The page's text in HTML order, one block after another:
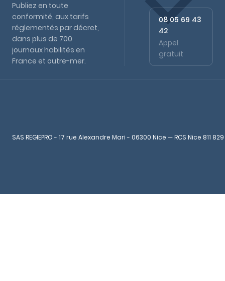
Publiez en toute
conformité, aux tarifs
réglementés par décret,
dans plus de 700
journaux habilités en
France et outre-mer.
08 05 69 43
42
Appel
gratuit
SAS REGIEPRO - 17 rue Alexandre Mari - 06300 Nice — RCS Nice 811